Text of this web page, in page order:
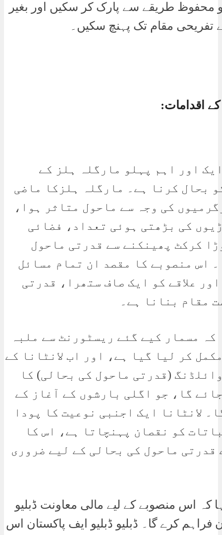
محفوظ طریقے سے پارک کر سکیں اور بغیر
تفریحی مقام تک پہنچ سکیں۔
کے اقدامات
اور اہم پہلو مارگلہ ہلز کے
بحال کرنا ہے۔ مارگلہ ہلزکا ماضی
کی وجہ سے ماحول متاثر ہوا،
کی بڑھتی ہوئی تعداد، فضائی
کرکٹ پھینکنے سے قدرتی ماحول
اس منصوبے کا مقصد ان تمام مسائل
علاقے کو ایک صاف ستھرا، قدرتی
مقام بنانا ہے۔
کہ مسمار کیے گئے ریسٹورنٹ سے ملبہ
کر لیا گیا ہے، اور اب لانٹانا کے
(قدرتی ماحول کی بحالی) کا
گا، جو اگلی بارشوں کے آغاز کے
لانٹانا ایک اجنبی نوعیت کا پودا
کو نقصان پہنچاتا ہے، اس کا
قدرتی ماحول کی بحالی کے لیے ضروری
کہ اس منصوبے کے لیے مالی معاونت ڈبلیو
فراہم کرے گا۔ ڈبلیو ڈبلیو ایف پاکستان اس